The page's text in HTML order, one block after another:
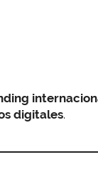
digitales.